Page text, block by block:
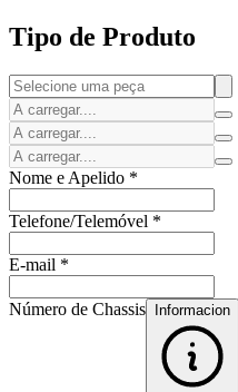
Tipo de Produto
Nome e Apelido *
Telefone/Telemóvel *
E-mail *
Número de Chassis Informacion